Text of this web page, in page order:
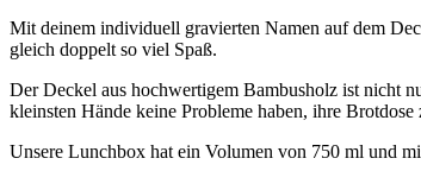
Mit deinem individuell gravierten Namen auf dem
gleich doppelt so viel Spaß.
Der Deckel aus hochwertigem Bambusholz ist nicht
kleinsten Hände keine Probleme haben, ihre Brotdose
Unsere Lunchbox hat ein Volumen von 750 ml und